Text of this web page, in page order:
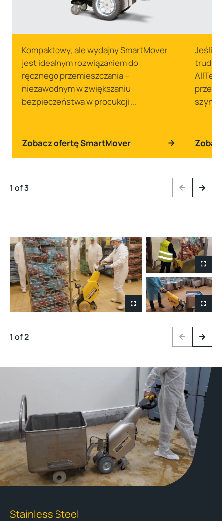
Kompaktowy, ale wydajny SmartMover
jest idealnym rozwiązaniem do
ręcznego przemieszczania –
niezawodnym w zwiększaniu
bezpieczeństwa w produkcji ...
Zobacz ofertę SmartMover
Jeśli
1 of 3 PreviousNext
1 of 2 PreviousNext
Stainless Steel